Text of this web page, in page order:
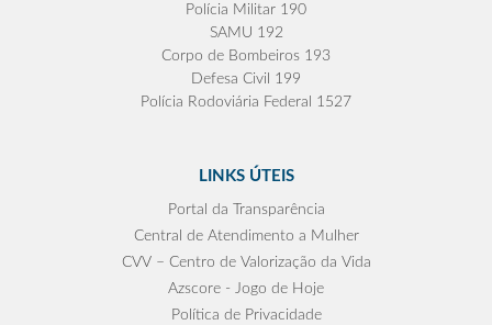
Polícia Militar 190
SAMU 192
Corpo de Bombeiros 193
Defesa Civil 199
Polícia Rodoviária Federal 1527
LINKS ÚTEIS
Portal da Transparência
Central de Atendimento a Mulher
CVV – Centro de Valorização da Vida
Azscore - Jogo de Hoje
Política de Privacidade